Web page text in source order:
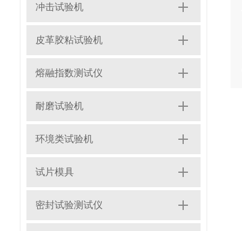
冲击试验机
皮革胶粘试验机
熔融指数测试仪
耐磨试验机
环境类试验机
试片模具
密封试验测试仪